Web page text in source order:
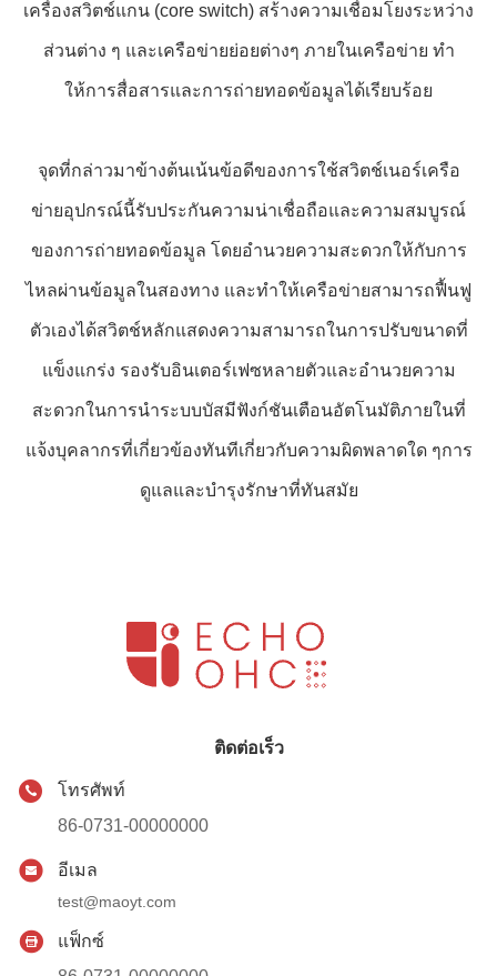
เครื่องสวิตช์แกน (core switch) สร้างความเชื่อมโยงระหว่าง
ส่วนต่าง ๆ และเครือข่ายย่อยต่างๆ ภายในเครือข่าย ทํา
ให้การสื่อสารและการถ่ายทอดข้อมูลได้เรียบร้อย
จุดที่กล่าวมาข้างต้นเน้นข้อดีของการใช้สวิตช์เนอร์เครือ
ข่ายอุปกรณ์นี้รับประกันความน่าเชื่อถือและความสมบูรณ์
ของการถ่ายทอดข้อมูล โดยอํานวยความสะดวกให้กับการ
ไหลผ่านข้อมูลในสองทาง และทําให้เครือข่ายสามารถฟื้นฟู
ตัวเองได้สวิตช์หลักแสดงความสามารถในการปรับขนาดที่
แข็งแกร่ง รองรับอินเตอร์เฟซหลายตัวและอํานวยความ
สะดวกในการนําระบบบัสมีฟังก์ชันเตือนอัตโนมัติภายในที่
แจ้งบุคลากรที่เกี่ยวข้องทันทีเกี่ยวกับความผิดพลาดใด ๆการ
ดูแลและบํารุงรักษาที่ทันสมัย
ติดต่อเร็ว
โทรศัพท์
86-0731-00000000
อีเมล
test@maoyt.com
แฟ็กซ์